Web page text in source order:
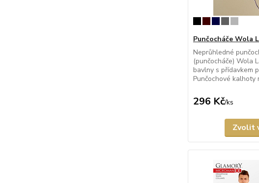
Punčocháče Wola
Neprůhledné
(punčocháče) Wola
bavlny s přídavkem
Punčochové kalhoty
296 Kč/ks
Zvolit